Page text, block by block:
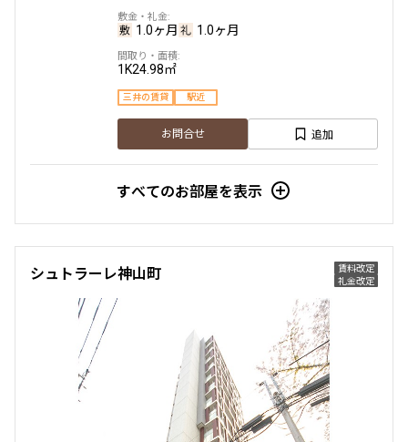
1.0ヶ月 1.0ヶ月
1K24.98㎡
三井の賃貸 駅近
お問合せ 追加
すべてのお部屋を表示
賃料改定
礼金改定
シュトラーレ神山町